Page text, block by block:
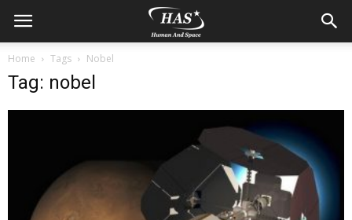
Home Tags Nobel
Tag: nobel